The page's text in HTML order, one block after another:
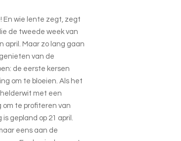
En wie lente zegt, zegt
de tweede week van
april. Maar zo lang gaan
van de
de eerste kersen
om te bloeien. Als het
met een
om te profiteren van
gepland op 21 april.
eens aan de